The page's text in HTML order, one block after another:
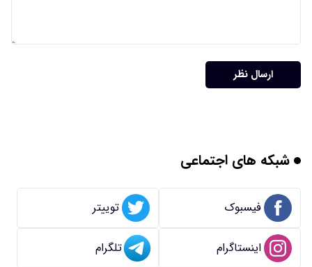
ارسال نظر
شبکه های اجتماعی
فیسبوک توییتر
اینستاگرام تلگرام